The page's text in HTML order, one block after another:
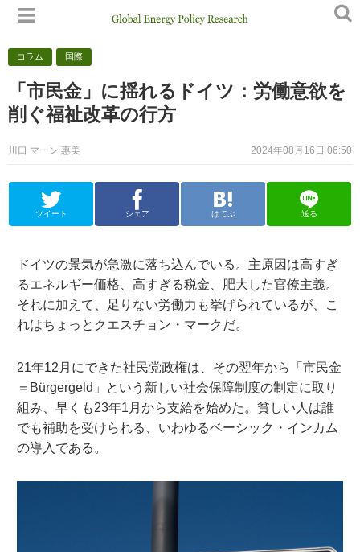
コラム 国際
「市民金」に揺れるドイツ：労働意欲を
削ぐ福祉改革の行方
2024年08月16日 06:50
川口 マーン 惠美
ツイート シェア はてぶ 送る
ドイツの景気が急激に落ち込んでいる。主原因は高すぎ
るエネルギー価格、高すぎる税金、肥大した官僚主義。
それに加えて、足りない労働力も挙げられているが、こ
れはちょっとクエスチョン・マークだ。
21年12月にできた社民党政権は、その翌年から「市民金
＝Bürgergeld」という新しい社会保障制度の制定に取り
組み、早くも23年1月から支給を始めた。貧しい人は誰
でも補助を受けられる、いわゆるベーシック・インカム
の導入である。